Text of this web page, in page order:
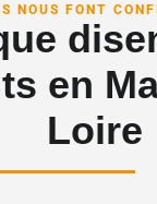
NOUS FONT
en
Loire